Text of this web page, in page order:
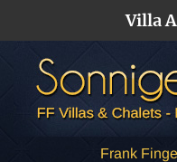
Villa
Frank